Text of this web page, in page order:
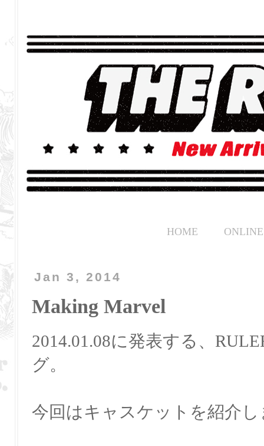
HOME
Jan 3, 2014
Making Marvel
2014.01.08に発表する、
グ。
今回はキャスケットを紹介し